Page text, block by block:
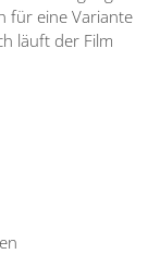
für eine Variante
läuft der Film